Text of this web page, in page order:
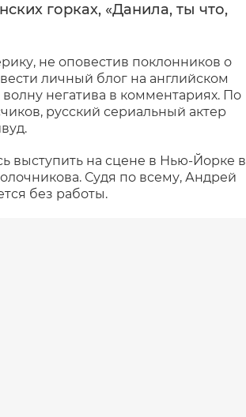
горках, «Данила, ты что,
не оповестив поклонников о
личный блог на английском
волну негатива в комментариях. По
русский сериальный актер
выступить на сцене в Нью-Йорке в
Судя по всему, Андрей
без работы.